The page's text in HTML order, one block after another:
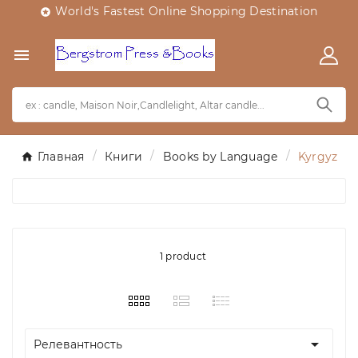
 World's Fastest Online Shopping Destination

Главная Книги Books by Language Kyrgyz
1 product
Релевантность 